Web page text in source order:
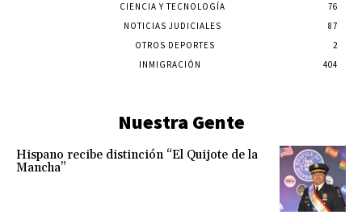
CIENCIA Y TECNOLOGÍA
76
NOTICIAS JUDICIALES
87
OTROS DEPORTES
2
INMIGRACIÓN
404
Nuestra Gente
Hispano recibe distinción “El Quijote de la
Mancha”